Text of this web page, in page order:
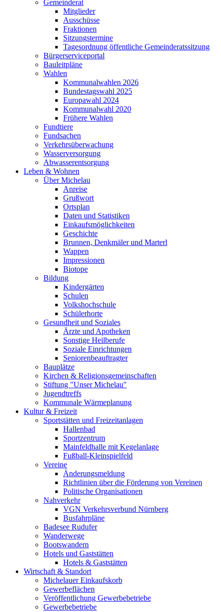
Gemeinderat
Mitglieder
Ausschüsse
Fraktionen
Sitzungstermine
Tagesordnung öffentliche Gemeinderatssitzung
Bürgerserviceportal
Bauleitpläne
Wahlen
Kommunalwahlen 2026
Bundestagswahl 2025
Europawahl 2024
Kommunalwahl 2020
Frühere Wahlen
Fundtiere
Fundsachen
Verkehrsüberwachung
Wasserversorgung
Abwasserentsorgung
Leben & Wohnen
Über Michelau
Anreise
Grußwort
Ortsplan
Daten und Statistiken
Einkaufsmöglichkeiten
Geschichte
Brunnen, Denkmäler und Marterl
Wappen
Impressionen
Biotope
Bildung
Kindergärten
Schulen
Volkshochschule
Schülerhorte
Gesundheit und Soziales
Ärzte und Apotheken
Sonstige Heilberufe
Soziale Einrichtungen
Seniorenbeauftragter
Bauplätze
Kirchen & Religionsgemeinschaften
Stiftung "Unser Michelau"
Jugendtreffs
Kommunale Wärmeplanung
Kultur & Freizeit
Sportstätten und Freizeitanlagen
Hallenbad
Sportzentrum
Mainfeldhalle mit Kegelanlage
Fußball-Kleinspielfeld
Vereine
Änderungsmeldung
Richtlinien über die Förderung von Vereinen
Politische Organisationen
Nahverkehr
VGN Verkehrsverbund Nürnberg
Busfahrpläne
Badesee Rudufer
Wanderwege
Bootswandern
Hotels und Gaststätten
Hotels & Gaststätten
Wirtschaft & Standort
Michelauer Einkaufskorb
Gewerbeflächen
Veröffentlichung Gewerbebetriebe
Gewerbebetriebe